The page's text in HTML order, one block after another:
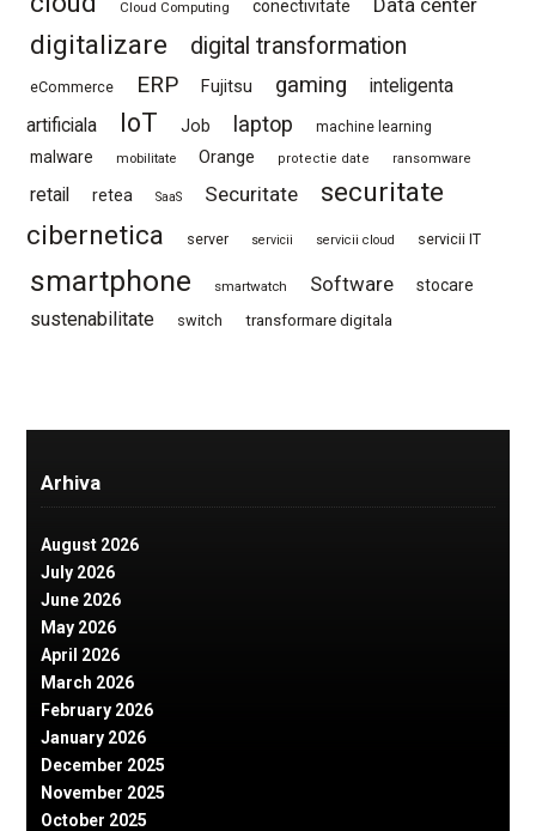
Cloud Computing conectivitate
digitalizare digital transformation
eCommerce ERP Fujitsu gaming
inteligenta
artificiala
IoT Job laptop machine learning
malware mobilitate Orange protectie date ransomware
retail retea SaaS Securitate
securitate
cibernetica
server servicii servicii cloud servicii IT
smartphone smartwatch Software stocare
sustenabilitate switch transformare digitala
Arhiva
August 2026
July 2026
June 2026
May 2026
April 2026
March 2026
February 2026
January 2026
December 2025
November 2025
October 2025